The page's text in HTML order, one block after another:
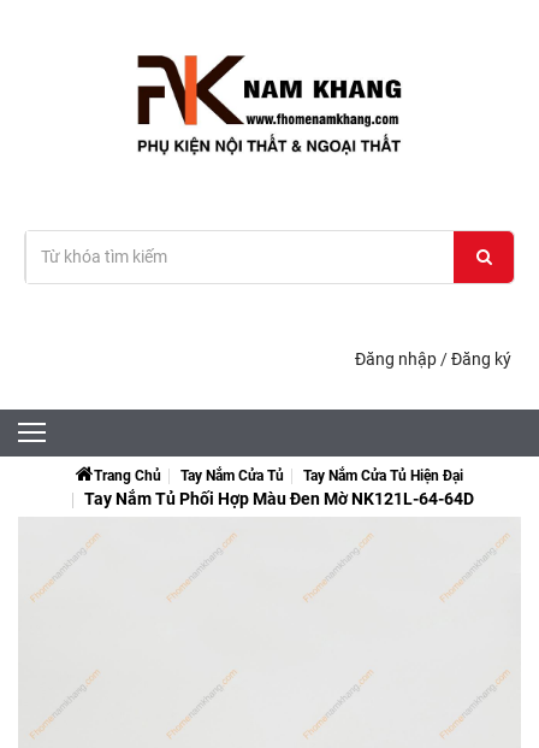
Đăng nhập /Đăng ký
Trang Chủ Tay Nắm Cửa Tủ Tay Nắm Cửa Tủ Hiện Đại
Tay Nắm Tủ Phối Hợp Màu Đen Mờ NK121L-64-64D